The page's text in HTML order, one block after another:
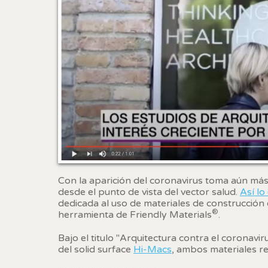
Con la aparición del coronavirus toma aún
desde el punto de vista del vector salud. Así lo
dedicada al uso de materiales de
herramienta de Friendly Materials®.
Bajo el titulo "Arquitectura contra el
del solid surface Hi-Macs, ambos materiales
sitio
los
que
del
Estas
hábitos
en el
usuario.